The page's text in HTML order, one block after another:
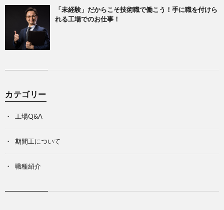
「未経験」だからこそ技術職で働こう！手に職を付けら
れる工場でのお仕事！
カテゴリー
工場Q&A
期間工について
職種紹介